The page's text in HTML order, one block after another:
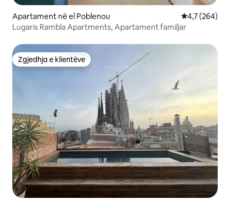
Apartament në el Poblenou Vlerësimi
4,7 (264)
Lugaris Rambla Apartments, Apartament familjar
Zgjedhja e klientëve
Zgjedhja e klientëve